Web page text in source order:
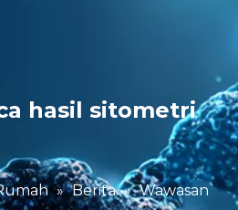
hasil sitometri
» Berita » Wawasan